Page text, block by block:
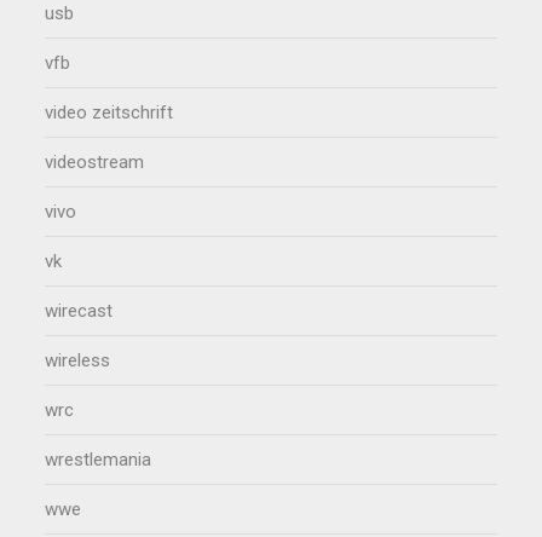
usb
vfb
video zeitschrift
videostream
vivo
vk
wirecast
wireless
wrc
wrestlemania
wwe